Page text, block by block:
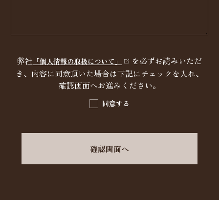
弊社 「個人情報の取扱について」
を必ずお読みいただ
き、内容に同意頂いた場合は下記にチェックを入れ、
確認画面へお進みください。
同意する